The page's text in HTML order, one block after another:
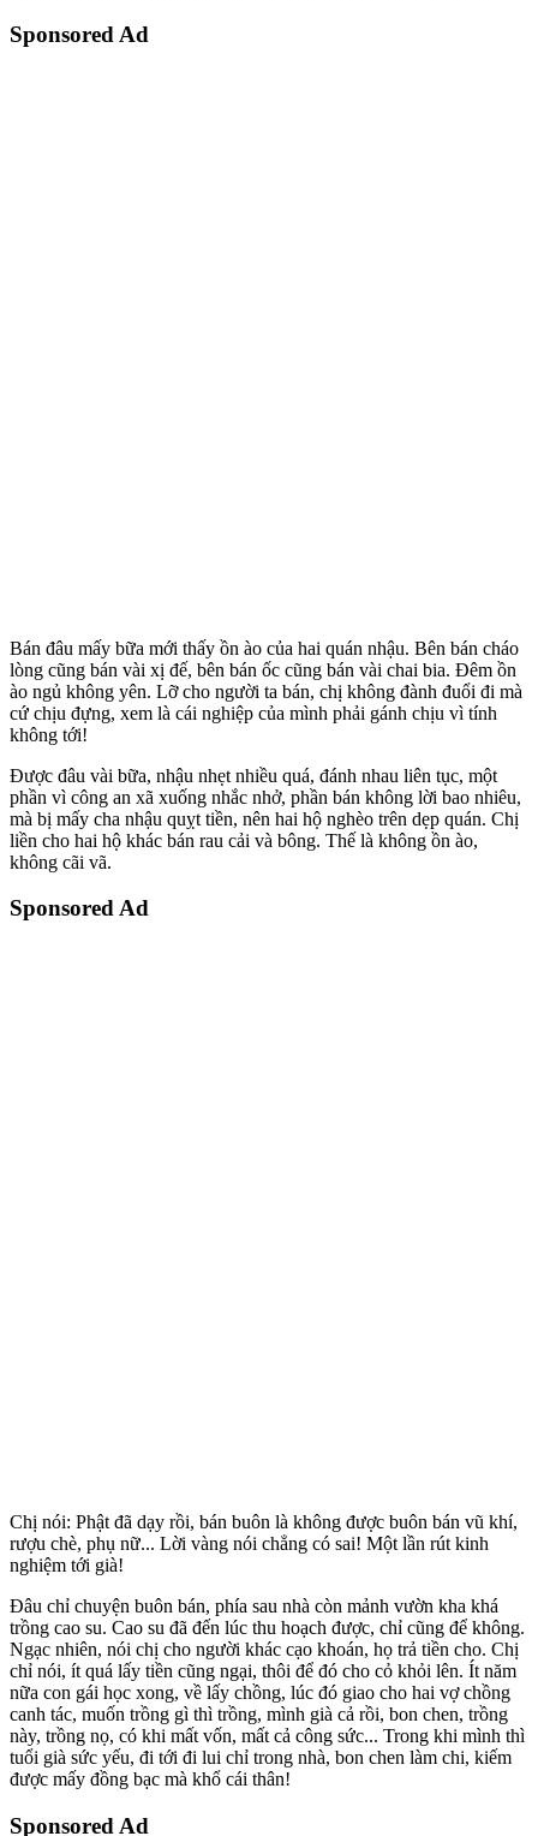
Sponsored Ad
Bán đâu mấy bữa mới thấy ồn ào của hai quán nhậu. Bên bán cháo
lòng cũng bán vài xị đế, bên bán ốc cũng bán vài chai bia. Đêm ồn
ào ngủ không yên. Lỡ cho người ta bán, chị không đành đuổi đi mà
cứ chịu đựng, xem là cái nghiệp của mình phải gánh chịu vì tính
không tới!
Được đâu vài bữa, nhậu nhẹt nhiều quá, đánh nhau liên tục, một
phần vì công an xã xuống nhắc nhở, phần bán không lời bao nhiêu,
mà bị mấy cha nhậu quỵt tiền, nên hai hộ nghèo trên dẹp quán. Chị
liền cho hai hộ khác bán rau cải và bông. Thế là không ồn ào,
không cãi vã.
Sponsored Ad
Chị nói: Phật đã dạy rồi, bán buôn là không được buôn bán vũ khí,
rượu chè, phụ nữ... Lời vàng nói chẳng có sai! Một lần rút kinh
nghiệm tới già!
Đâu chỉ chuyện buôn bán, phía sau nhà còn mảnh vườn kha khá
trồng cao su. Cao su đã đến lúc thu hoạch được, chỉ cũng để không.
Ngạc nhiên, nói chị cho người khác cạo khoán, họ trả tiền cho. Chị
chỉ nói, ít quá lấy tiền cũng ngại, thôi để đó cho cỏ khỏi lên. Ít năm
nữa con gái học xong, về lấy chồng, lúc đó giao cho hai vợ chồng
canh tác, muốn trồng gì thì trồng, mình già cả rồi, bon chen, trồng
này, trồng nọ, có khi mất vốn, mất cả công sức... Trong khi mình thì
tuổi già sức yếu, đi tới đi lui chỉ trong nhà, bon chen làm chi, kiếm
được mấy đồng bạc mà khổ cái thân!
Sponsored Ad